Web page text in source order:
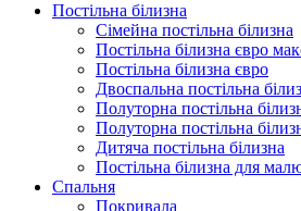
Постільна білизна
Сімейна постільна білизна
Постільна білизна євро
Постільна білизна євро
Двоспальна постільна
Полуторна постільна
Полуторна постільна
Дитяча постільна білизна
Постільна білизна для
Спальня
Покривала